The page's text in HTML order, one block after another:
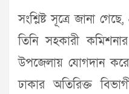
সংশ্লিষ্ট সূত্রে জানা
তিনি সহকারী
উপজেলায় যোগদান
ঢাকার অতিরিক্ত